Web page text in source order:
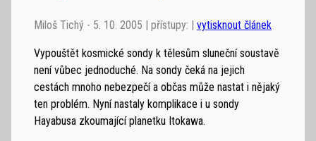
Miloš Tichý - 5. 10. 2005 | přístupy: | vytisknout článek
Vypouštět kosmické sondy k tělesům sluneční soustavě
není vůbec jednoduché. Na sondy čeká na jejich
cestách mnoho nebezpečí a občas může nastat i nějaký
ten problém. Nyní nastaly komplikace i u sondy
Hayabusa zkoumající planetku Itokawa.